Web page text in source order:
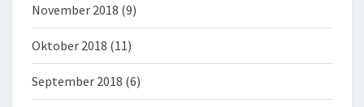
November 2018 (9)
Oktober 2018 (11)
September 2018 (6)